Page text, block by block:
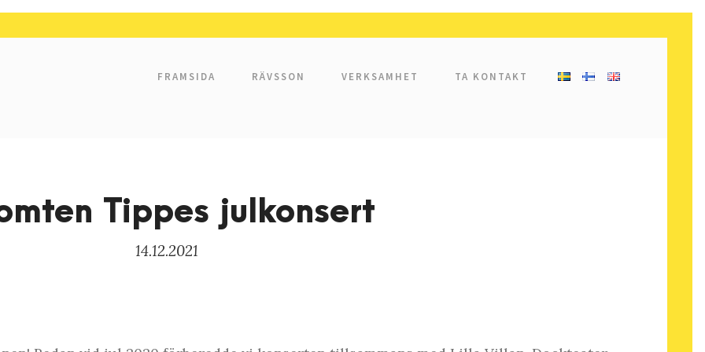
FRAMSIDA RÄVSSON VERKSAMHET TA KONTAKT
Tippes julkonsert
14.12.2021